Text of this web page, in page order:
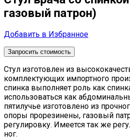
газовый патрон)
Добавить в Избранное
Запросить стоимость
Стул изготовлен из
комплектующих импортного
спинка выполняет роль как
использоваться как
пятилучье изготовлено из
опоры прорезинены, газовый
регулировку. Имеется так же
ног.